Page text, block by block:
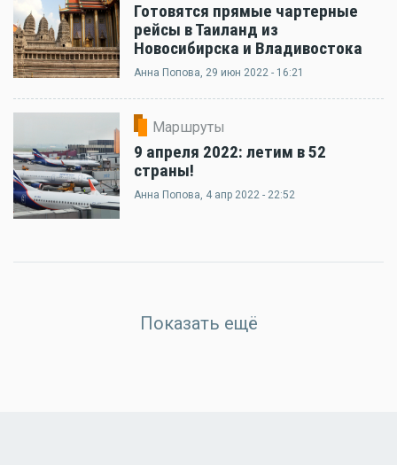
Готовятся прямые чартерные
рейсы в Таиланд из
Новосибирска и Владивостока
Анна Попова, 29 июн 2022 - 16:21
Маршруты
9 апреля 2022: летим в 52
страны!
Анна Попова, 4 апр 2022 - 22:52
Показать ещё